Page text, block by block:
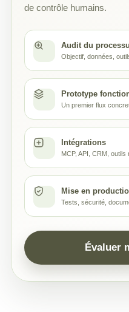
de contrôle humains.
Audit du
Objectif, données,
Prototype
Un premier flux
Intégrations
MCP, API, CRM, outils
Mise en
Tests, sécurité,
Évaluer